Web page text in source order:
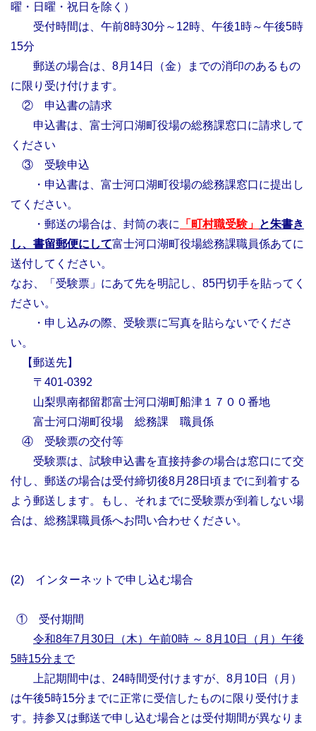
曜・日曜・祝日を除く）
受付時間は、午前8時30分～12時、午後1時～午後5時
15分
郵送の場合は、8月14日（金）までの消印のあるもの
に限り受け付けます。
② 申込書の請求
申込書は、富士河口湖町役場の総務課窓口に請求して
ください
③ 受験申込
・申込書は、富士河口湖町役場の総務課窓口に提出し
てください。
・郵送の場合は、封筒の表に
「 町村職受験」 と朱書き
し、書留郵便にして富士河口湖町役場総務課職員係あてに
送付してください。
なお、「受験票」にあて先を明記し、85円切手を貼ってく
ださい。
・申し込みの際、受験票に写真を貼らないでくださ
い。
【郵送先】
〒401-0392
山梨県南都留郡富士河口湖町船津１７００番地
富士河口湖町役場 総務課 職員係
④ 受験票の交付等
受験票は、試験申込書を直接持参の場合は窓口にて交
付し、郵送の場合は受付締切後8月28日頃までに到着する
よう郵送します。もし、それまでに受験票が到着しない場
合は、総務課職員係へお問い合わせください。
(2) インターネットで申し込む場合
① 受付期間
令和8年7月30日（木）午前0時 ～ 8月10日（月）午後
5時15分まで
上記期間中は、24時間受付けますが、8月10日（月）
は午後5時15分までに正常に受信したものに限り受付けま
す。持参又は郵送で申し込む場合とは受付期間が異なりま